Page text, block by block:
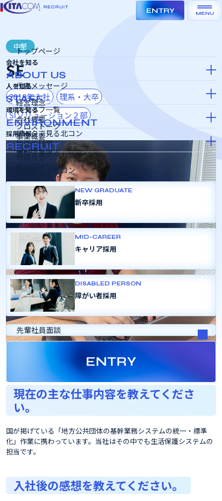
ENTRY MENU
トップページ
会社を知る
ABOUT US
代表メッセージ
経営理念
会社概要
事業概要
主な営業拠点
動画で見る北コン
人を知る
STAFF
スタッフ一覧
クロストーク
社員の日常
環境を知る
ENVIRONMENT
データで見る北コン
福利厚生
教育研修制度
キャリアパス
SDGSの取り組み
女性活躍推進
変革のあゆみ
採用情報
RECRUIT
お知らせ
インターンシップ＆キャリア
採用選考会
障がいのある方へ
よくある質問
採用パンフレット
NEW GRADUATE
新卒採用
MID-CAREER
キャリア採用
DISABLED PERSON
障がい者採用
先輩社員面談
ENTRY
中堅
SE
2019年入社
理系・大卒
SIソリューション２部
現在の主な仕事内容を教えてくださ
い。
国が掲げている「地方公共団体の基幹業務システムの統一・標準
化」作業に携わっています。当社はその中でも生活保護システムの
担当です。
入社後の感想を教えてください。